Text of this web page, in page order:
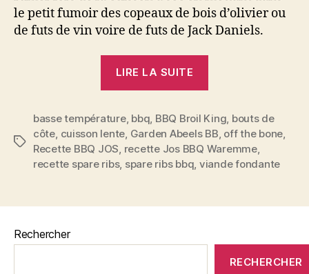
le petit fumoir des copeaux de bois d’olivier ou
de futs de vin voire de futs de Jack Daniels.
LIRE LA SUITE
gaz
pour
des
off
Étiquettes
basse température, bbq BBQ Broil King bouts de
côte cuisson lente Garden Abeels BB off the bone
Recette BBQ JOS recette Jos BBQ Waremme,
recette spare ribs, spare ribs bbq viande fondante
Rechercher
RECHERCHER